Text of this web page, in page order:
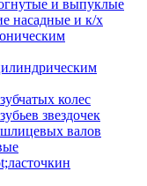
и выпуклые
насадные и к/х
колес
звездочек
валов